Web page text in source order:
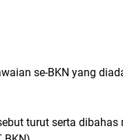
se-BKN yang
turut serta dibahas